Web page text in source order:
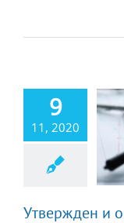
9
11, 2020
и
Утвержден и